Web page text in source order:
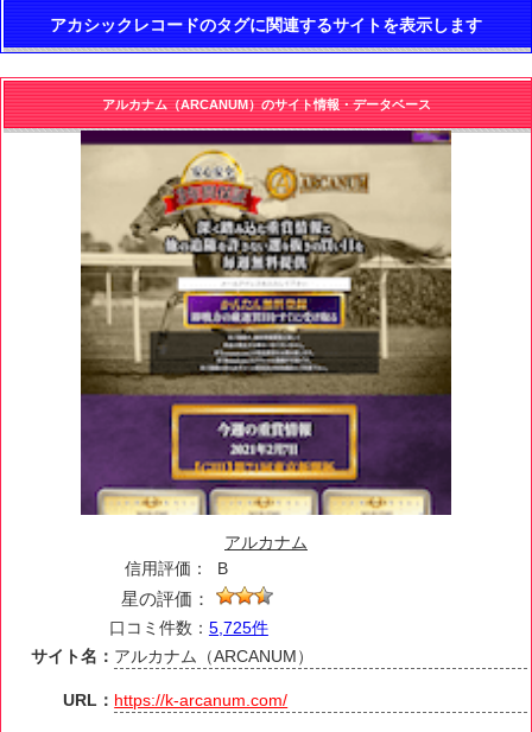
アカシックレコードのタグに関連するサイトを表示します
アルカナム（ARCANUM）のサイト情報・データベース
アルカナム
信用評価：
B
星の評価：
口コミ件数： 5,725件
サイト名： アルカナム（ARCANUM）
URL： https://k-arcanum.com/